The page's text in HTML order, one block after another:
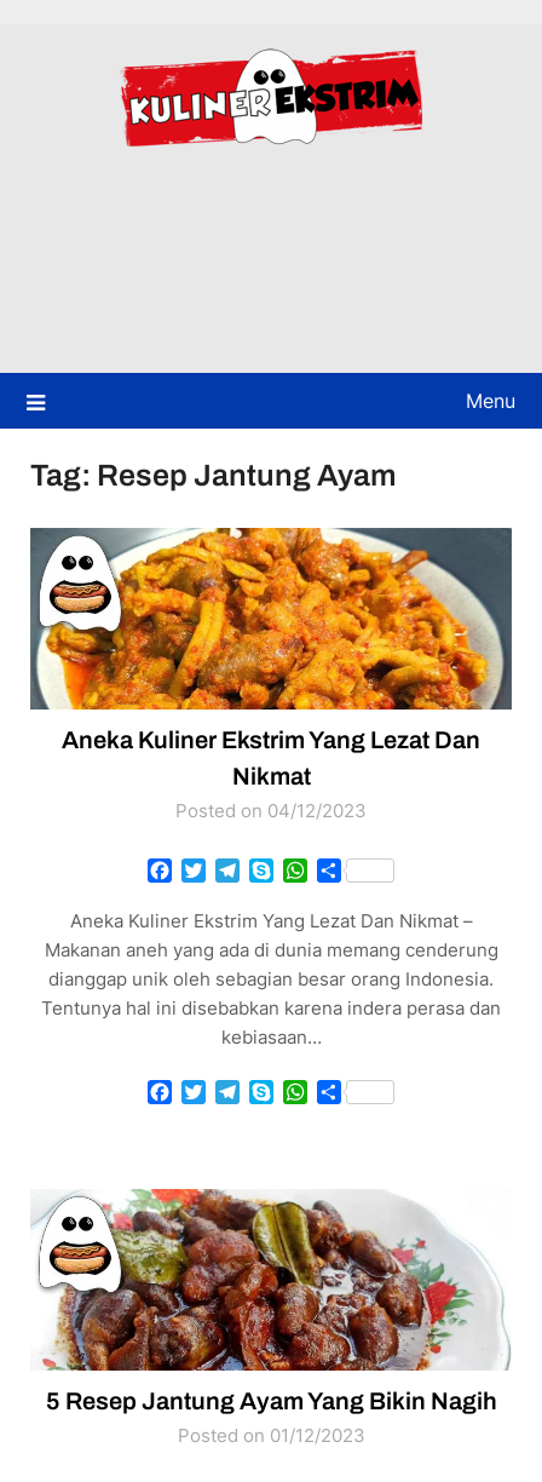
Menu
Tag: Resep Jantung Ayam
Aneka Kuliner Ekstrim Yang Lezat Dan
Nikmat
Posted on 04/12/2023
Facebook
TwitterTelegram
SkypeWhatsApp
Share
Aneka Kuliner Ekstrim Yang Lezat Dan Nikmat –
Makanan aneh yang ada di dunia memang cenderung
dianggap unik oleh sebagian besar orang Indonesia.
Tentunya hal ini disebabkan karena indera perasa dan
kebiasaan…
Facebook
TwitterTelegram
SkypeWhatsApp
Share
5 Resep Jantung Ayam Yang Bikin Nagih
Posted on 01/12/2023